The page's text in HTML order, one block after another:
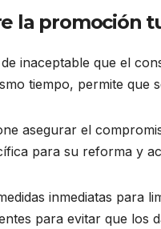
la promoción
inaceptable que el
tiempo, permite que
asegurar el
para su reforma y
inmediatas para
para evitar que los